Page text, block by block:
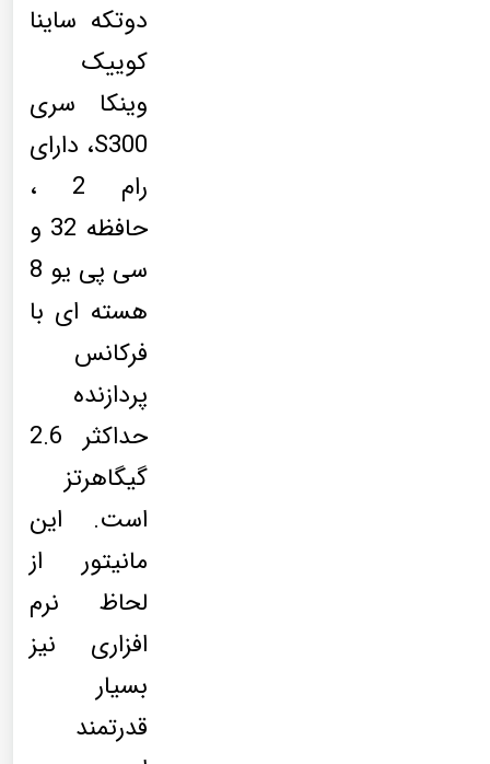
دوتکه ساینا
کوییک
وینکا سری
S300، دارای
رام 2 ،
حافظه 32 و
سی پی یو 8
هسته ای با
فرکانس
پردازنده
حداکثر 2.6
گیگاهرتز
است. این
مانیتور از
لحاظ نرم
افزاری نیز
بسیار
قدرتمند